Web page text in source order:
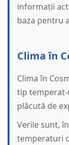
informații
baza pentru
Clima în
Clima în
tip
plăcută de
Verile sunt,
temperaturi